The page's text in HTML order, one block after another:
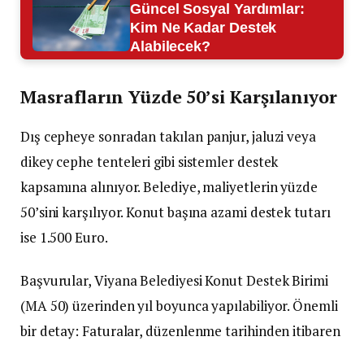
Güncel Sosyal Yardımlar:
Kim Ne Kadar Destek
Alabilecek?
Masrafların Yüzde 50’si Karşılanıyor
Dış cepheye sonradan takılan panjur, jaluzi veya
dikey cephe tenteleri gibi sistemler destek
kapsamına alınıyor. Belediye, maliyetlerin yüzde
50’sini karşılıyor. Konut başına azami destek tutarı
ise 1.500 Euro.
Başvurular, Viyana Belediyesi Konut Destek Birimi
(MA 50) üzerinden yıl boyunca yapılabiliyor. Önemli
bir detay: Faturalar, düzenlenme tarihinden itibaren